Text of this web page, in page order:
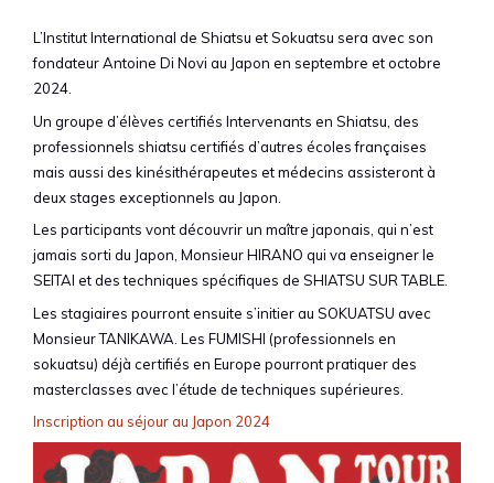
L’Institut International de Shiatsu et Sokuatsu sera avec son
fondateur Antoine Di Novi au Japon en septembre et octobre
2024.
Un groupe d’élèves certifiés Intervenants en Shiatsu, des
professionnels shiatsu certifiés d’autres écoles françaises
mais aussi des kinésithérapeutes et médecins assisteront à
deux stages exceptionnels au Japon.
Les participants vont découvrir un maître japonais, qui n’est
jamais sorti du Japon, Monsieur HIRANO qui va enseigner le
SEITAI et des techniques spécifiques de SHIATSU SUR TABLE.
Les stagiaires pourront ensuite s’initier au SOKUATSU avec
Monsieur TANIKAWA. Les FUMISHI (professionnels en
sokuatsu) déjà certifiés en Europe pourront pratiquer des
masterclasses avec l’étude de techniques supérieures.
Inscription au séjour au Japon 2024